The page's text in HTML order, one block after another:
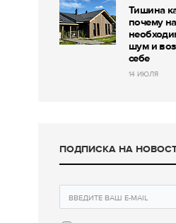
Тишина
почему
шум и
себе
14 ИЮЛЯ
ПОДПИСКА НА